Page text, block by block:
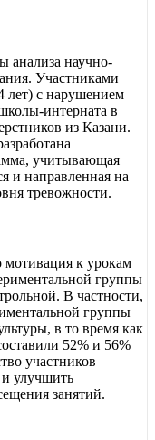
анализа научно-
Участниками
лет) с нарушением
интерната в
из Казани.
учитывающая
и направленная на
тревожности.
мотивация к урокам
группы
В частности,
группы
в то время как
52% и 56%
участников
и улучшить
занятий.